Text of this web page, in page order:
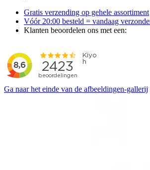
Gratis verzending op gehele assortiment
Vóór 20:00 besteld = vandaag
Klanten beoordelen ons met een:
Ga naar het einde van de afbeeldingen-gallerij